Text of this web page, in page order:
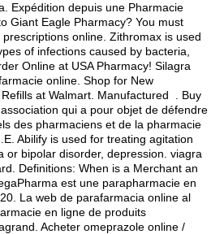
Expédition depuis une Pharmacie
Giant Eagle Pharmacy? You must
online. Zithromax is used
of infections caused by bacteria,
Online at USA Pharmacy! Silagra
online. Shop for New
at Walmart. Manufactured . Buy
qui a pour objet de défendre
des pharmaciens et de la pharmacie
Abilify is used for treating agitation
or bipolar disorder, depression. viagra
. Definitions: When is a Merchant an
est une parapharmacie en
La web de parafarmacia online al
en ligne de produits
Acheter omeprazole online /